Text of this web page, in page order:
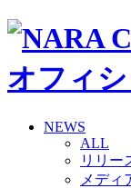
NEWS
ALL
リリー
メディ